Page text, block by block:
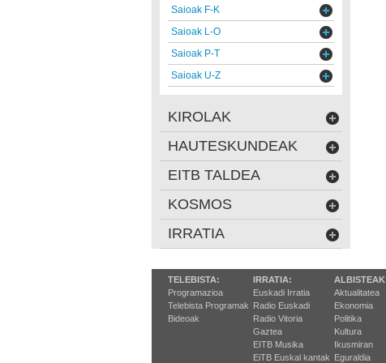
Saioak F-K
Saioak L-O
Saioak P-T
Saioak U-Z
KIROLAK
HAUTESKUNDEAK
EITB TALDEA
KOSMOS
IRRATIA
TELEBISTA:
Programazioa
Telebista Programak
Bideoak
IRRATIA:
Euskadi Irratia
Radio Euskadi
Radio Vitoria
Gaztea
EITB Musika
EiTB Euskal kantak
Aktualitatea
Ekonomia
Politika
Kultura
Ikusmiran
Eguraldia